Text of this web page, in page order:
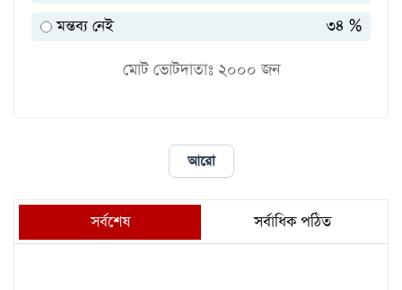
মন্তব্য নেই
৩৪ %
মোট ভোটদাতাঃ ২০০০ জন
আরো
সর্বশেষ সর্বাধিক পঠিত